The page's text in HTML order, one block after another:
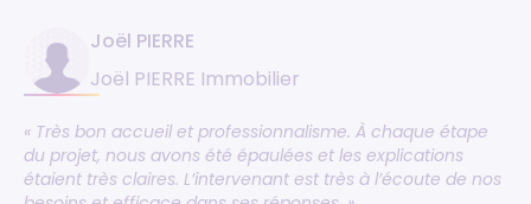
Joël PIERRE
Joël PIERRE Immobilier
« Très bon accueil et professionnalisme. À chaque étape
du projet, nous avons été épaulées et les explications
étaient très claires. L’intervenant est très à l’écoute de nos